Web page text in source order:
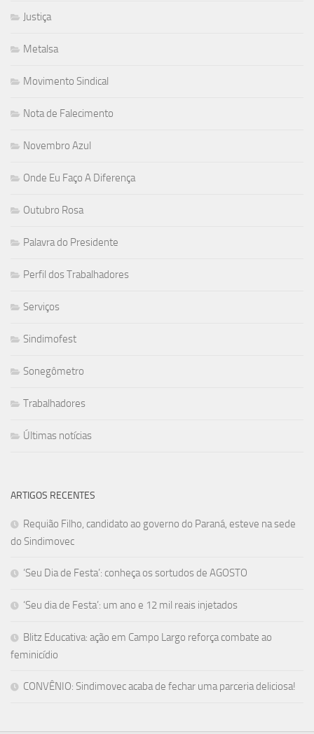
Justiça
Metalsa
Movimento Sindical
Nota de Falecimento
Novembro Azul
Onde Eu Faço A Diferença
Outubro Rosa
Palavra do Presidente
Perfil dos Trabalhadores
Serviços
Sindimofest
Sonegômetro
Trabalhadores
Últimas notícias
ARTIGOS RECENTES
Requião Filho, candidato ao governo do Paraná, esteve na sede
do Sindimovec
‘Seu Dia de Festa’: conheça os sortudos de AGOSTO
‘Seu dia de Festa’: um ano e 12 mil reais injetados
Blitz Educativa: ação em Campo Largo reforça combate ao
feminicídio
CONVÊNIO: Sindimovec acaba de fechar uma parceria deliciosa!